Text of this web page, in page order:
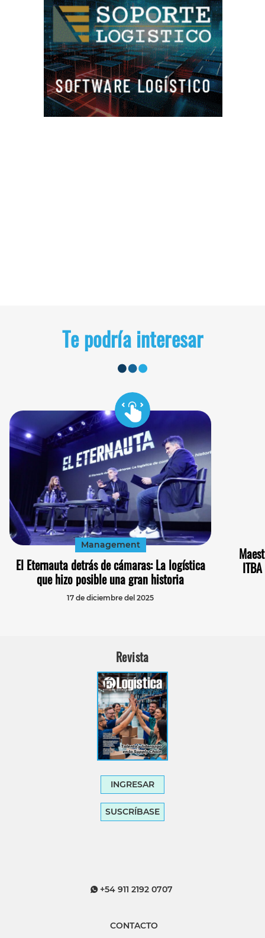
Te podría interesar
Management
El Eternauta detrás de cámaras: La logística
que hizo posible una gran historia
17 de diciembre del 2025
Revista
INGRESAR
SUSCRÍBASE
+54 911 2192 0707
CONTACTO